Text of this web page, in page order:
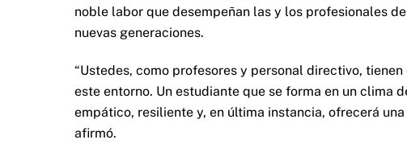
noble labor que desempeñan las y los profesionales
nuevas generaciones.
“Ustedes, como profesores y personal directivo,
este entorno. Un estudiante que se forma en un clima
empático, resiliente y, en última instancia, ofrecerá
afirmó.